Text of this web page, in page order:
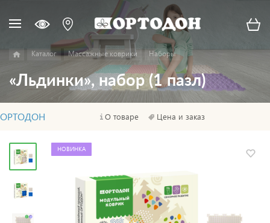
Каталог Массажные коврики Наборы
«Льдинки», набор (1 пазл)
ОРТОДОН О товаре Цена и заказ
НОВИНКА